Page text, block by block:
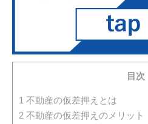
目次
1 不動産の仮差押えとは
2 不動産の仮差押えのメリット